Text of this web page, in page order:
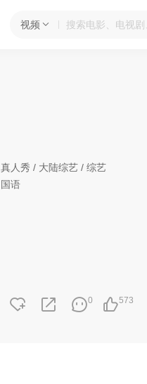
视频
真人秀 / 大陆综艺 / 综艺
国语
573
0